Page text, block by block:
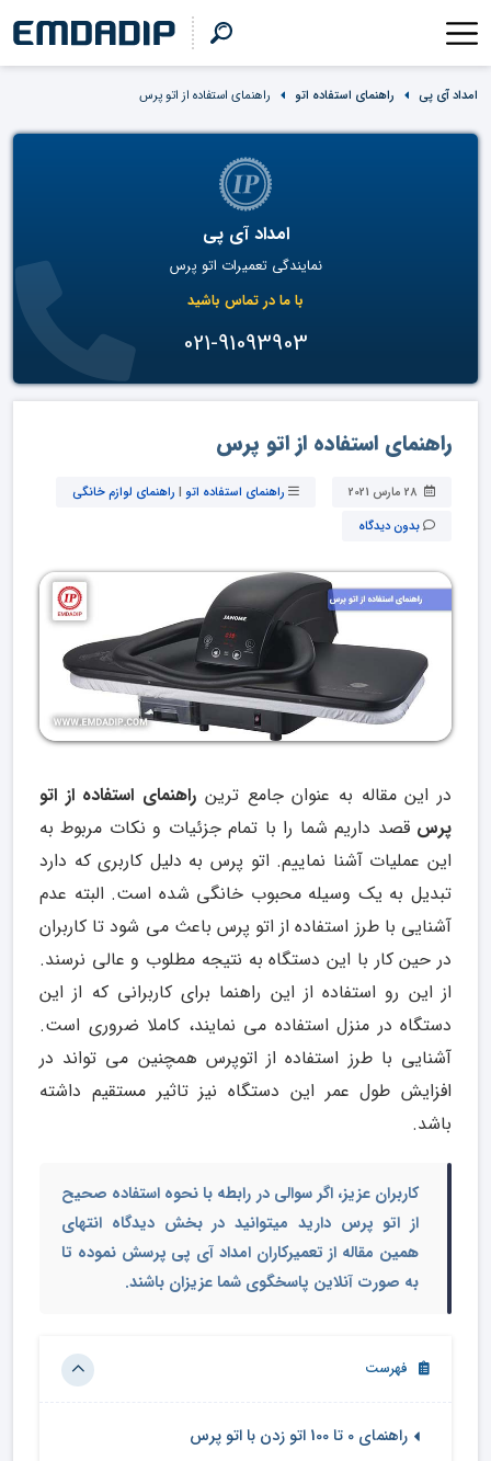
امداد آی پی راهنمای استفاده اتو راهنمای استفاده از اتو پرس
امداد آی پی
نمایندگی تعمیرات اتو پرس
با ما در تماس باشید
021-91093903
راهنمای استفاده از اتو پرس
راهنمای استفاده اتو | راهنمای لوازم خانگی
بدون دیدگاه
در این مقاله به عنوان جامع ترین راهنمای استفاده از اتو
پرس قصد داریم شما را با تمام جزئیات و نکات مربوط به
این عملیات آشنا نماییم. اتو پرس به دلیل کاربری که دارد
تبدیل به یک وسیله محبوب خانگی شده است. البته عدم
آشنایی با طرز استفاده از اتو پرس باعث می شود تا کاربران
در حین کار با این دستگاه به نتیجه مطلوب و عالی نرسند.
از این رو استفاده از این راهنما برای کاربرانی که از این
دستگاه در منزل استفاده می نمایند، کاملا ضروری است.
آشنایی با طرز استفاده از اتوپرس همچنین می تواند در
افزایش طول عمر این دستگاه نیز تاثیر مستقیم داشته
باشد.
کاربران عزیز، اگر سوالی در رابطه با نحوه استفاده صحیح
از اتو پرس دارید میتوانید در بخش دیدگاه انتهای
همین مقاله از تعمیرکاران امداد آی پی پرسش نموده تا
به صورت آنلاین پاسخگوی شما عزیزان باشند.
فهرست
راهنمای 0 تا 100 اتو زدن با اتو پرس